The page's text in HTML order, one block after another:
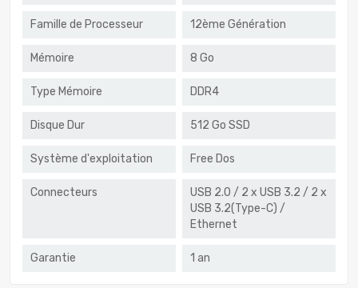
Famille de Processeur 12ème Génération
Mémoire 8 Go
Type Mémoire DDR4
Disque Dur 512 Go SSD
Système d'exploitation Free Dos
Connecteurs
USB 2.0 / 2 x USB 3.2 / 2 x
USB 3.2(Type-C) /
Ethernet
Garantie 1 an